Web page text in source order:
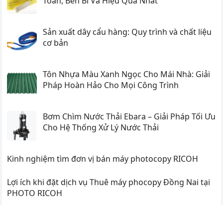
Sản xuất dây cẩu hàng: Quy trình và chất liệu
cơ bản
Tôn Nhựa Màu Xanh Ngọc Cho Mái Nhà: Giải
Pháp Hoàn Hảo Cho Mọi Công Trình
Bơm Chìm Nước Thải Ebara – Giải Pháp Tối Ưu
Cho Hệ Thống Xử Lý Nước Thải
Kinh nghiệm tìm đơn vị bán máy photocopy RICOH
Lợi ích khi đặt dịch vụ Thuê máy phocopy Đồng Nai tại
PHOTO RICOH